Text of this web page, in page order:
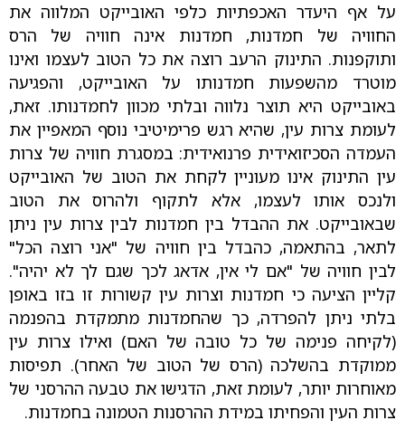
על אף היעדר האכפתיות כלפי האובייקט המלווה את
החוויה של חמדנות, חמדנות אינה חוויה של הרס
ותוקפנות. התינוק הרעב רוצה את כל הטוב לעצמו ואינו
מוטרד מהשפעות חמדנותו על האובייקט, והפגיעה
באובייקט היא תוצר נלווה ובלתי מכוון לחמדנותו. זאת,
לעומת צרות עין, שהיא רגש פרימיטיבי נוסף המאפיין את
העמדה הסכיזואידית פרנואידית: במסגרת חוויה של צרות
עין התינוק אינו מעוניין לקחת את הטוב של האובייקט
ולנכס אותו לעצמו, אלא לתקוף ולהרוס את הטוב
שבאובייקט. את ההבדל בין חמדנות לבין צרות עין ניתן
לתאר, בהתאמה, כהבדל בין חוויה של "אני רוצה הכל"
לבין חוויה של "אם לי אין, אדאג לכך שגם לך לא יהיה".
קליין הציעה כי חמדנות וצרות עין קשורות זו בזו באופן
בלתי ניתן להפרדה, כך שהחמדנות מתמקדת בהפנמה
(לקיחה פנימה של כל טובה של האם) ואילו צרות עין
ממוקדת בהשלכה (הרס של הטוב של האחר). תפיסות
מאוחרות יותר, לעומת זאת, הדגישו את טבעה ההרסני של
צרות העין והפחיתו במידת ההרסנות הטמונה בחמדנות.